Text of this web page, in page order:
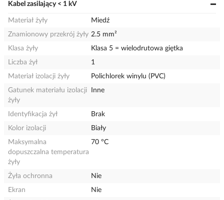
Kabel zasilający < 1 kV
Materiał żyły
Miedź
Znamionowy przekrój żyły 2.5 mm²
Klasa żyły
Klasa 5 = wielodrutowa giętka
Liczba żył
1
Materiał izolacji żyły
Polichlorek winylu (PVC)
Gatunek materiału izolacji
żyły
Inne
Identyfikacja żył
Brak
Kolor izolacji
Biały
Maksymalna
dopuszczalna temperatura
żyły
70 °C
Żyła ochronna
Nie
Ekran
Nie